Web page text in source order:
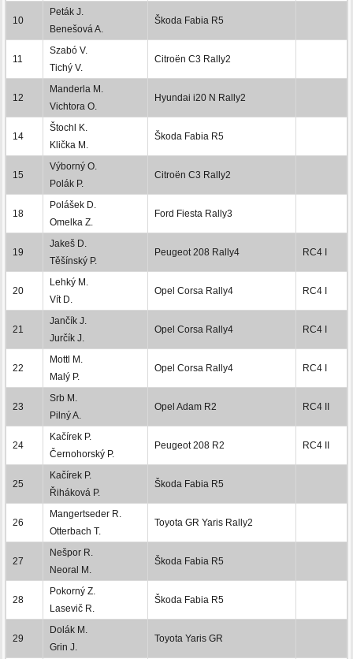
10
Peták J.
Benešová A.
Škoda Fabia R5
11
Szabó V.
Tichý V.
Citroën C3 Rally2
12
Manderla M.
Vichtora O.
Hyundai i20 N Rally2
14
Štochl K.
Klička M.
Škoda Fabia R5
15
Výborný O.
Polák P.
Citroën C3 Rally2
18
Polášek D.
Omelka Z.
Ford Fiesta Rally3
19
Jakeš D.
Těšínský P.
Peugeot 208 Rally4 RC4 I
20
Lehký M.
Vít D.
Opel Corsa Rally4 RC4 I
21
Jančík J.
Jurčík J.
Opel Corsa Rally4 RC4 I
22
Mottl M.
Malý P.
Opel Corsa Rally4 RC4 I
23
Srb M.
Pilný A.
Opel Adam R2 RC4 II
24
Kačírek P.
Černohorský P.
Peugeot 208 R2 RC4 II
25
Kačírek P.
Řiháková P.
Škoda Fabia R5
26
Mangertseder R.
Otterbach T.
Toyota GR Yaris Rally2
27
Nešpor R.
Neoral M.
Škoda Fabia R5
28
Pokorný Z.
Lasevič R.
Škoda Fabia R5
29
Dolák M.
Grin J.
Toyota Yaris GR